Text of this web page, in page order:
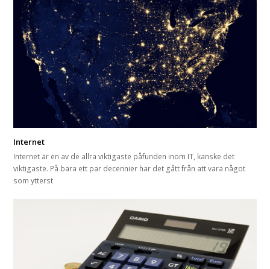
Internet
Internet är en av de allra viktigaste påfunden inom IT, kanske det
viktigaste. På bara ett par decennier har det gått från att vara något
som ytterst